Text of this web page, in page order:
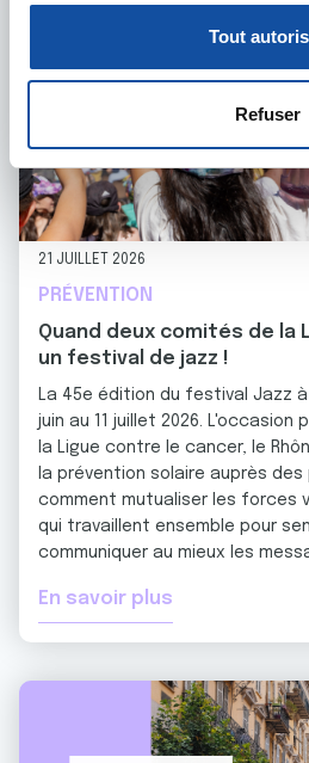
personnelles et définir vos
votre consentement à tout
déclaration sur les cookies.
Les cookies nous permettent de
et les annonces, d'offrir des
médias sociaux et d'analyser
partageons également des
notre site avec nos partenaires
avec d'autres informations que
ou qu'ils ont collectées lors de
services.
t
m
Tout
Refuser
21 JUILLET 2026
PRÉVENTION
Quand deux comités de la
un festival de jazz !
La 45e édition du festival Jazz à
juin au 11 juillet 2026. L'occasion
la Ligue contre le cancer, le
la prévention solaire auprès des
comment mutualiser les forces
qui travaillent ensemble pour
communiquer au mieux les
En savoir plus